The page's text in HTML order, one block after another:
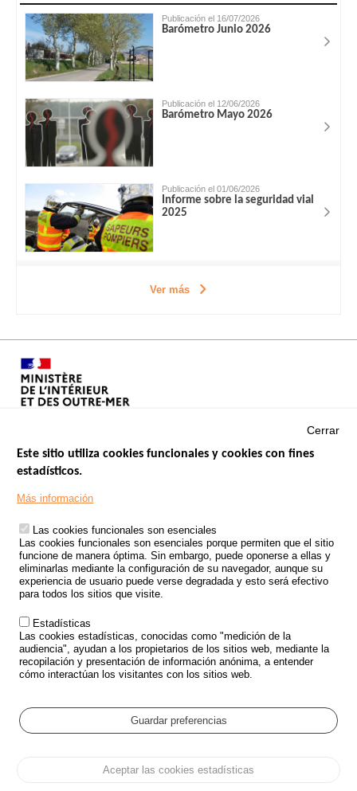
Publicación el 16/07/2026
Barómetro Junio 2026
Publicación el 12/06/2026
Barómetro Mayo 2026
Publicación el 01/06/2026
Informe sobre la seguridad vial
2025
Ver más
Footer
TRATAMIENTO DE DATOS PERSONALES PROCEDENTES DE
ACCIDENTES DE TRÁFICO
ESTUDIOS
CONVOCATORIA DE PROYECTOS DE ESTUDIOS
POLÍTICA DE SEGURIDAD VIAL
Outils
EVENTOS
GLOSARIO
Cookie settings
Protección de datos y CookiesAdministrar las cookies
Cerrar
Este sitio utiliza cookies funcionales y cookies con fines
estadísticos.
Más información
Las cookies funcionales son esenciales
Las cookies funcionales son esenciales porque permiten que el sitio
funcione de manera óptima. Sin embargo, puede oponerse a ellas y
eliminarlas mediante la configuración de su navegador, aunque su
experiencia de usuario puede verse degradada y esto será efectivo
para todos los sitios que visite.
Estadísticas
Las cookies estadísticas, conocidas como "medición de la
audiencia", ayudan a los propietarios de los sitios web, mediante la
recopilación y presentación de información anónima, a entender
cómo interactúan los visitantes con los sitios web.
Guardar preferencias
Aceptar las cookies estadísticas